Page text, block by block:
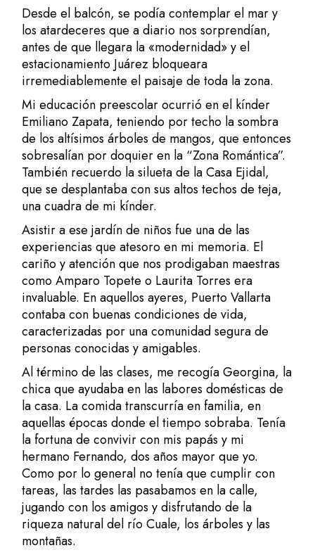
Desde el balcón, se podía contemplar el mar y
los atardeceres que a diario nos sorprendían,
antes de que llegara la «modernidad» y el
estacionamiento Juárez bloqueara
irremediablemente el paisaje de toda la zona.
Mi educación preescolar ocurrió en el kínder
Emiliano Zapata, teniendo por techo la sombra
de los altísimos árboles de mangos, que entonces
sobresalían por doquier en la “Zona Romántica”.
También recuerdo la silueta de la Casa Ejidal,
que se desplantaba con sus altos techos de teja,
una cuadra de mi kínder.
Asistir a ese jardín de niños fue una de las
experiencias que atesoro en mi memoria. El
cariño y atención que nos prodigaban maestras
como Amparo Topete o Laurita Torres era
invaluable. En aquellos ayeres, Puerto Vallarta
contaba con buenas condiciones de vida,
caracterizadas por una comunidad segura de
personas conocidas y amigables.
Al término de las clases, me recogía Georgina, la
chica que ayudaba en las labores domésticas de
la casa. La comida transcurría en familia, en
aquellas épocas donde el tiempo sobraba. Tenía
la fortuna de convivir con mis papás y mi
hermano Fernando, dos años mayor que yo.
Como por lo general no tenía que cumplir con
tareas, las tardes las pasabamos en la calle,
jugando con los amigos y disfrutando de la
riqueza natural del río Cuale, los árboles y las
montañas.